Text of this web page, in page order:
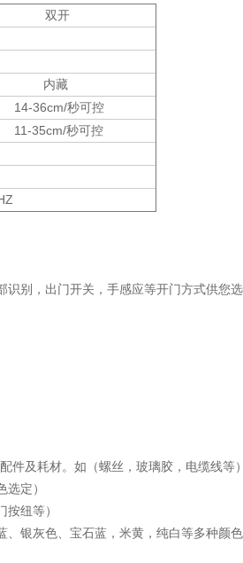
双开
内藏
14-36cm/秒可控
11-35cm/秒可控
别，出门开关，手感应等开门方式供您
件及耗材。如（螺丝，玻璃胶，电缆线等
定）
纽等）
、银灰色、宝石蓝，米黄，纯白等多种颜